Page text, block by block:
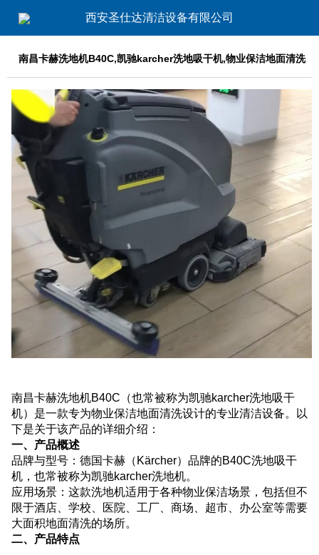
西安圣仕达清洁设备有限公司
南昌卡赫洗地机B40C,凯驰karcher洗地吸干机,物业保洁地面清洗
南昌卡赫洗地机B40C（也常被称为凯驰karcher洗地吸干
机）是一款专为物业保洁地面清洗设计的专业清洁设备。以
下是关于该产品的详细介绍：
一、产品概述
品牌与型号：德国卡赫（Kärcher）品牌的B40C洗地吸干
机，也常被称为凯驰karcher洗地机。
应用场景：这款洗地机适用于各种物业保洁场景，包括但不
限于酒店、学校、医院、工厂、商场、超市、办公室等需要
大面积地面清洗的场所。
二、产品特点